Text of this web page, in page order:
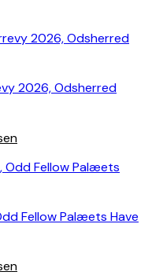
2026, Odsherred
Fellow Palæets Have